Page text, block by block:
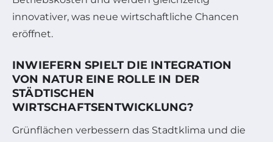
innovativer, was neue wirtschaftliche Chancen
eröffnet.
INWIEFERN SPIELT DIE INTEGRATION
VON NATUR EINE ROLLE IN DER
STÄDTISCHEN
WIRTSCHAFTSENTWICKLUNG?
Grünflächen verbessern das Stadtklima und die